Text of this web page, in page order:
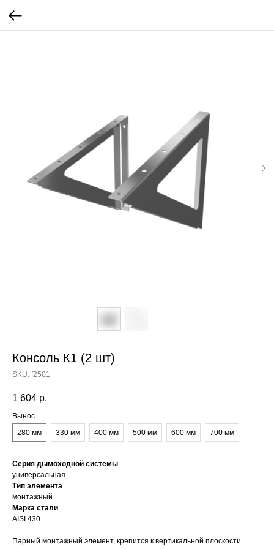
Консоль К1 (2 шт)
SKU: f2501
1 604 р.
Вынос
280 мм
330 мм 400 мм 500 мм 600 мм 700 мм
Серия дымоходной системы
универсальная
Тип элемента
монтажный
Марка стали
AISI 430
Парный монтажный элемент, крепится к вертикальной плоскости.